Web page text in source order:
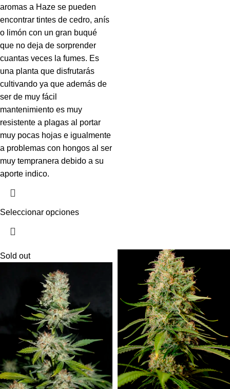
aromas a Haze se pueden
encontrar tintes de cedro, anís
o limón con un gran buqué
que no deja de sorprender
cuantas veces la fumes. Es
una planta que disfrutarás
cultivando ya que además de
ser de muy fácil
mantenimiento es muy
resistente a plagas al portar
muy pocas hojas e igualmente
a problemas con hongos al ser
muy tempranera debido a su
aporte indico.
Seleccionar opciones
Sold out